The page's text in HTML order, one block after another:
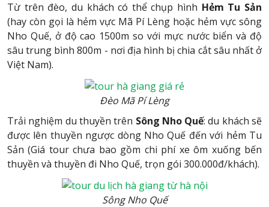
Từ trên đèo, du khách có thể chụp hình Hẻm Tu Sản
(hay còn gọi là hẻm vực Mã Pí Lèng hoặc hẻm vực sông
Nho Quế, ở độ cao 1500m so với mực nước biển và độ
sâu trung bình 800m - nơi địa hình bị chia cắt sâu nhất ở
Việt Nam).
Đèo Mã Pí Lèng
Trải nghiệm du thuyền trên Sông Nho Quế: du khách sẽ
được lên thuyền ngược dòng Nho Quế đến với hẻm Tu
Sản (Giá tour chưa bao gồm chi phí xe ôm xuống bến
thuyền và thuyền đi Nho Quế, trọn gói 300.000đ/khách).
Sông Nho Quế